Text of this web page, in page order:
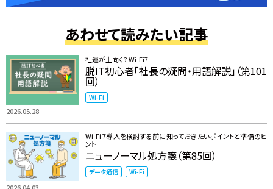
あわせて読みたい記事
2026.05.28
社運が上向く? Wi-Fi7
脱IT初心者「社長の疑問・用語解説」（第101
回）
Wi-Fi
Wi-Fi 7導入を検討する前に知っておきたいポイントと準備のヒ
ント
ニューノーマル処方箋（第85回）
データ通信 Wi-Fi